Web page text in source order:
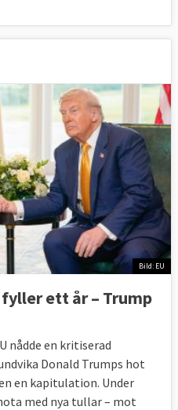
Bild: EU
ett år – Trump
nådde en kritiserad
Donald Trumps hot
en kapitulation. Under
med nya tullar – mot